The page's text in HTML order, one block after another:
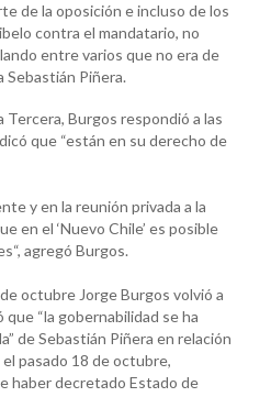
de la oposición e incluso de los
contra el mandatario, no
entre varios que no era de
Sebastián Piñera.
Tercera, Burgos respondió a las
que “están en su derecho de
y en la reunión privada a la
en el ‘Nuevo Chile’ es posible
agregó Burgos.
octubre Jorge Burgos volvió a
“la gobernabilidad se ha
de Sebastián Piñera en relación
pasado 18 de octubre,
haber decretado Estado de